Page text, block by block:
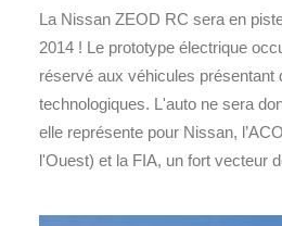
La Nissan ZEOD RC sera en
2014 ! Le prototype électrique
réservé aux véhicules présentant
technologiques. L'auto ne sera
elle représente pour Nissan,
l'Ouest) et la FIA, un fort vecteur